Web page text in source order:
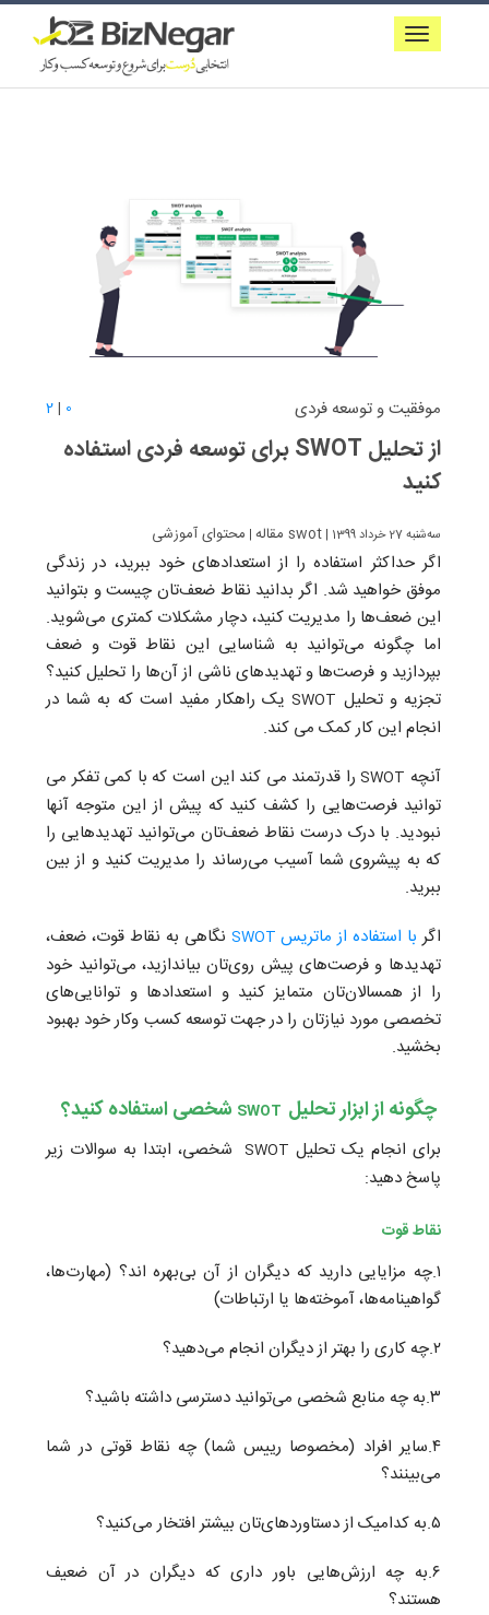
موفقیت و توسعه فردی 2| 0
از تحلیل SWOT برای توسعه فردی استفاده
کنید
مقاله | محتوای آموزشی swot | سه‌شنبه 27 خرداد 1399
اگر حداکثر استفاده را از استعدادهای خود ببرید، در زندگی
موفق خواهید شد. اگر بدانید نقاط ضعف‌تان چیست و بتوانید
این ضعف‌ها را مدیریت کنید، دچار مشکلات کمتری می‌شوید.
اما چگونه می‌توانید به شناسایی این نقاط قوت و ضعف
بپردازید و فرصت‌ها و تهدیدهای ناشی از آن‌ها را تحلیل کنید؟
تجزیه و تحلیل SWOTیک راهکار مفید است که به شما در
انجام این کار کمک می کند.
آنچه SWOTرا قدرتمند می کند این است که با کمی تفکر می
توانید فرصت‌هایی را کشف کنید که پیش از این متوجه آنها
نبودید. با درک درست نقاط ضعف‌تان می‌توانید تهدیدهایی را
که به پیشروی شما آسیب می‌رساند را مدیریت کنید و از بین
ببرید.
اگر با استفاده از ماتریس SWOT نگاهی به نقاط قوت، ضعف،
تهدیدها و فرصت‌های پیش روی‌تان بیاندازید، می‌توانید خود
را از همسالان‌تان متمایز کنید و استعدادها و توانایی‌های
تخصصی مورد نیازتان را در جهت توسعه کسب وکار خود بهبود
بخشید.
چگونه از ابزارتحلیل SWOT شخصی استفاده کنید؟
برای انجام یک تحلیل SWOTشخصی، ابتدا به سوالات زیر
پاسخ دهید:
نقاط قوت‌
۱.چه مزایایی دارید که دیگران از آن بی‌بهره اند؟ (مهارت‌ها،
گواهینامه‌ها، آموخته‌ها یا ارتباطات)
۲.چه کاری را بهتر از دیگران انجام می‌دهید؟
۳.به چه منابع شخصی می‌توانید دسترسی داشته باشید؟
۴.سایر افراد (مخصوصا رییس شما) چه نقاط قوتی در شما
می‌بینند؟
۵.به کدامیک از دستاوردهای‌تان بیشتر افتخار می‌کنید؟
۶.به چه ارزش‌هایی باور داری که دیگران در آن ضعیف
هستند؟